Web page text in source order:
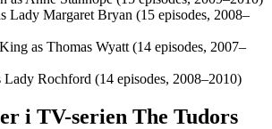
Lady Margaret Bryan (15 episodes, 2008–
as Thomas Wyatt (14 episodes, 2007–
Lady Rochford (14 episodes, 2008–2010)
i TV-serien The Tudors